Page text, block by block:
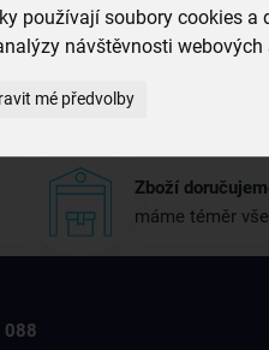
používají soubory cookies
návštěvnosti
mé předvolby
Zboží
máme téměr
088